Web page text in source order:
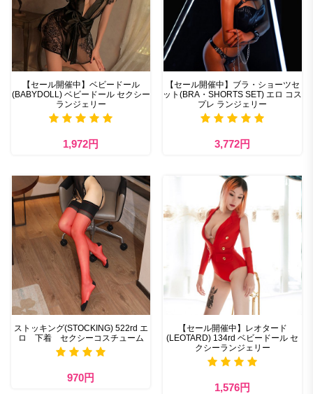
【セール開催中】ベビードール
(BABYDOLL) ベビードール セクシー
ランジェリー
1,972円
【セール開催中】ブラ・ショーツセ
ット(BRA・SHORTS SET) エロ コス
プレ ランジェリー
3,772円
ストッキング(STOCKING) 522rd エ
ロ 下着 セクシーコスチューム
970円
【セール開催中】レオタード
(LEOTARD) 134rd ベビードール セ
クシーランジェリー
1,576円